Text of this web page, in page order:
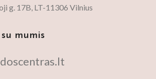
g. 17B, LT-11306 Vilnius
mumis